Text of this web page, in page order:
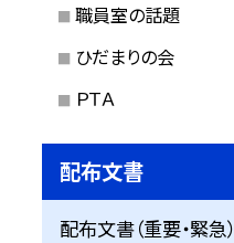
職員室の話題
ひだまりの会
ＰＴＡ
配布文書
配布文書（重要・緊急）